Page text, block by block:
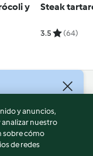
y
Steak
3.5 (64)
y anuncios,
nuestro
sobre cómo
de redes